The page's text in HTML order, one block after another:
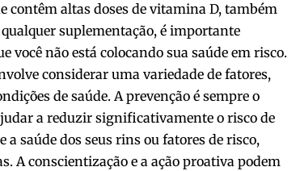
contêm altas doses de vitamina D, também
suplementação, é importante
não está colocando sua saúde em risco.
considerar uma variedade de fatores,
de saúde. A prevenção é sempre o
a reduzir significativamente o risco de
a saúde dos seus rins ou fatores de risco,
A conscientização e a ação proativa podem